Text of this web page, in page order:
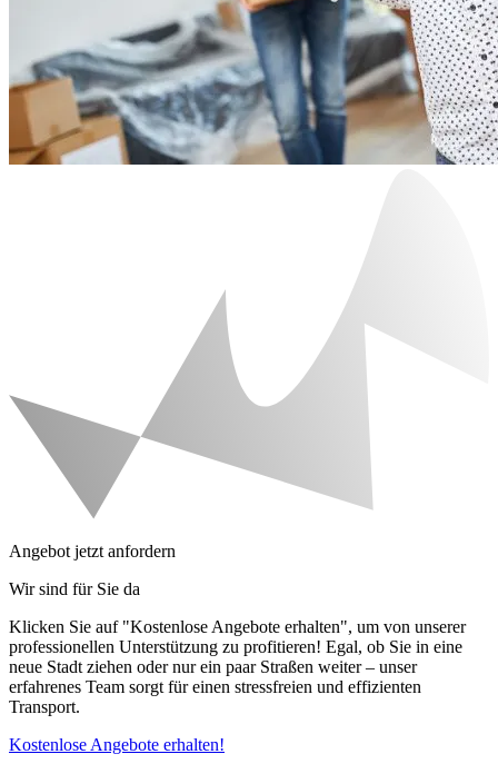
Angebot jetzt anfordern
Wir sind für Sie da
Klicken Sie auf "Kostenlose Angebote erhalten", um von unserer
professionellen Unterstützung zu profitieren! Egal, ob Sie in eine
neue Stadt ziehen oder nur ein paar Straßen weiter – unser
erfahrenes Team sorgt für einen stressfreien und effizienten
Transport.
Kostenlose Angebote erhalten!